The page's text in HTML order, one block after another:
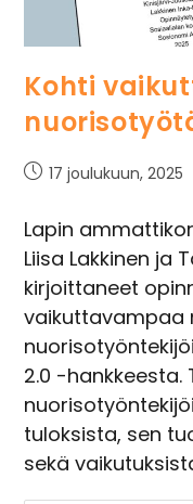
Kohti
17 joulukuun, 2025
Lapin
Liisa Lakkinen ja
kirjoittaneet
vaikuttavampaa
2.0 -
tuloksista, sen
sekä